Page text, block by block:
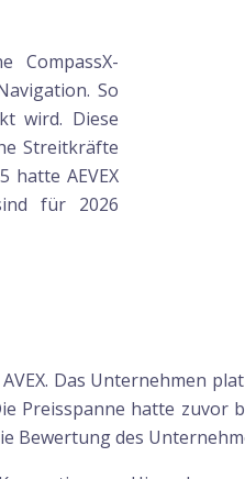
CompassX-
So
wird. Diese
Streitkräfte
hatte AEVEX
für 2026
Das Unternehmen
Preisspanne hatte zuvor
Bewertung des